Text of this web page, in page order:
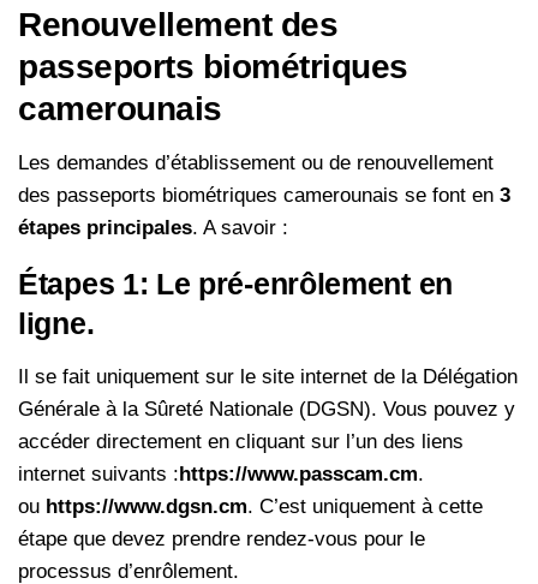
Renouvellement des
passeports biométriques
camerounais
Les demandes d’établissement ou de renouvellement
des passeports biométriques camerounais se font en 3
étapes principales. A savoir :
Étapes 1: Le pré-enrôlement en
ligne.
Il se fait uniquement sur le site internet de la Délégation
Générale à la Sûreté Nationale (DGSN). Vous pouvez y
accéder directement en cliquant sur l’un des liens
internet suivants :https://www.passcam.cm.
ou https://www.dgsn.cm. C’est uniquement à cette
étape que devez prendre rendez-vous pour le
processus d’enrôlement.